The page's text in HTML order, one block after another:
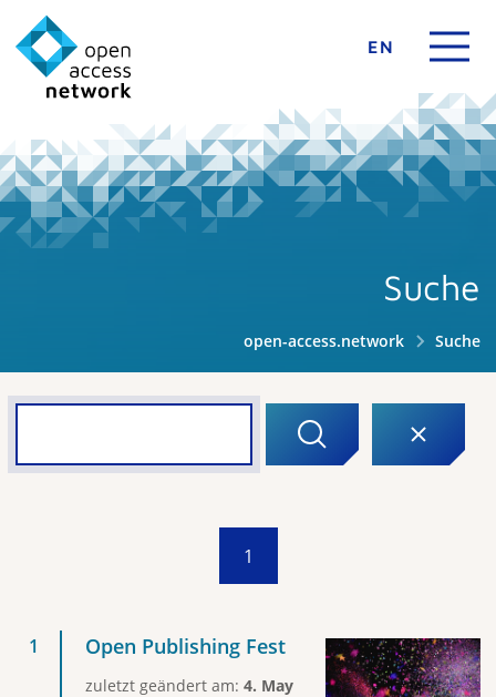
EN
Suche
open-access.network Suche
1
Open Publishing Fest
zuletzt geändert am: 4. May